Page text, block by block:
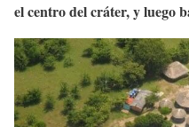
el centro del cráter, y luego